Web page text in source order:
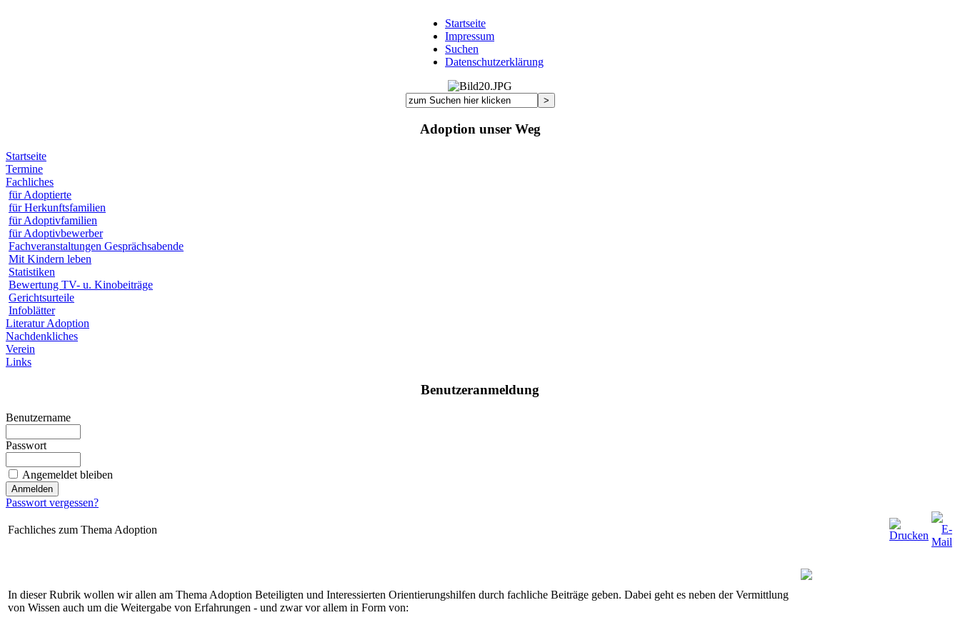
Startseite
Impressum
Suchen
Datenschutzerklärung
Adoption unser Weg
Startseite
Termine
Fachliches
für Adoptierte
für Herkunftsfamilien
für Adoptivfamilien
für Adoptivbewerber
Fachveranstaltungen Gesprächsabende
Mit Kindern leben
Statistiken
Bewertung TV- u. Kinobeiträge
Gerichtsurteile
Infoblätter
Literatur Adoption
Nachdenkliches
Verein
Links
Benutzeranmeldung
Benutzername
Passwort
Angemeldet bleiben
Passwort vergessen?
Fachliches zum Thema Adoption
In dieser Rubrik wollen wir allen am Thema Adoption Beteiligten und Interessierten Orientierungshilfen durch fachliche Beiträge geben. Dabei geht es neben der Vermittlung
von Wissen auch um die Weitergabe von Erfahrungen - und zwar vor allem in Form von: